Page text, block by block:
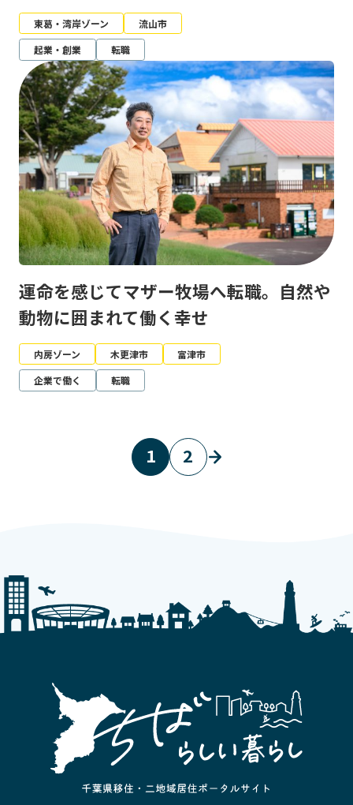
東葛・湾岸ゾーン
流山市
起業・創業
転職
運命を感じてマザー牧場へ転職。自然や
動物に囲まれて働く幸せ
内房ゾーン 木更津市
富津市
企業で働く
転職
1 2